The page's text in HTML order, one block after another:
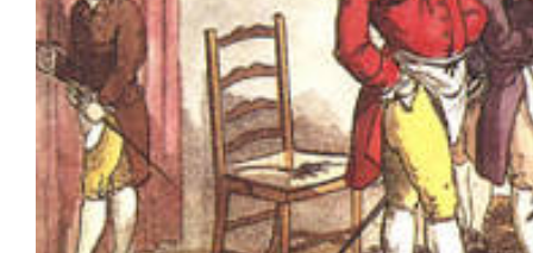
Berühmte Freimaurer
VS-Blog
Termine & Gäste
Kontakt / Anfahrt